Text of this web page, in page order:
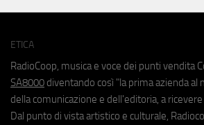
ETICA
RadioCoop, musica e voce dei punti vendita
SA8000 diventando così "la prima azienda al
della comunicazione e dell'editoria, a
Dal punto di vista artistico e culturale,